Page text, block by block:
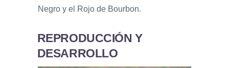
Negro y el Rojo de Bourbon.
REPRODUCCIÓN Y
DESARROLLO